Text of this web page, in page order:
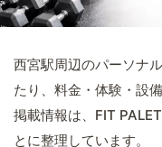
西宮駅周辺のパーソナ
たり、料金・体験・設
掲載情報は、FIT
とに整理しています。